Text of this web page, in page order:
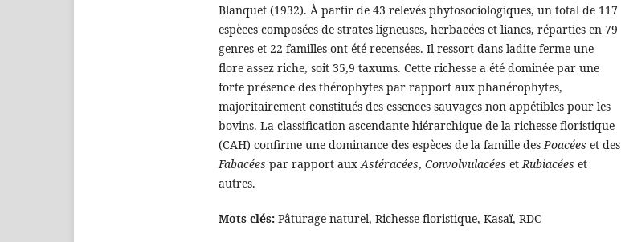
Blanquet (1932). À partir de 43 relevés phytosociologiques, un total de 117
espèces composées de strates ligneuses, herbacées et lianes, réparties en 79
genres et 22 familles ont été recensées. Il ressort dans ladite ferme une
flore assez riche, soit 35,9 taxums. Cette richesse a été dominée par une
forte présence des thérophytes par rapport aux phanérophytes,
majoritairement constitués des essences sauvages non appétibles pour les
bovins. La classification ascendante hiérarchique de la richesse floristique
(CAH) confirme une dominance des espèces de la famille desPoacées et des
Fabacées par rapport auxAstéracées, Convolvulacées etRubiacées et
autres.
Mots clés: Pâturage naturel, Richesse floristique, Kasaï, RDC